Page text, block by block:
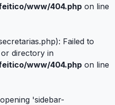
www/404.php on line
Failed to
directory in
www/404.php on line
'sidebar-